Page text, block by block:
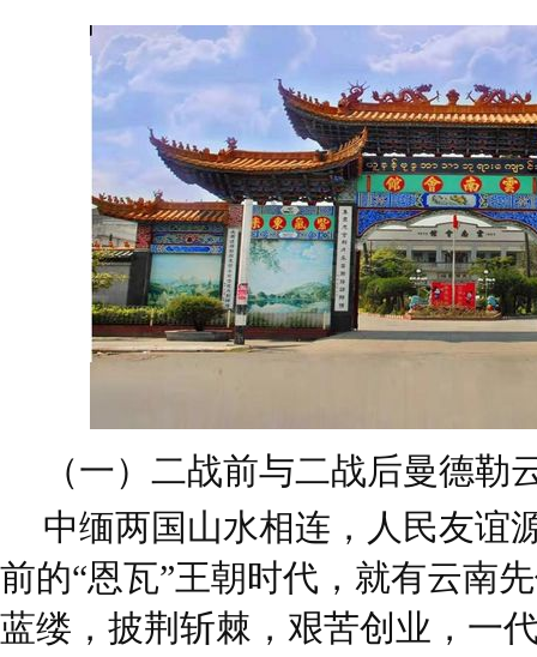
（一）二战前与二战后曼德勒
中缅两国山水相连，人民友谊
前的“恩瓦”王朝时代，就有云南
蓝缕，披荆斩棘，艰苦创业，一